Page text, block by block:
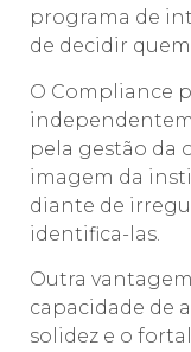
programa de
de decidir
O Compliance
pela gestão da
imagem da
diante de
identifica-las.
Outra
capacidade de
solidez e o